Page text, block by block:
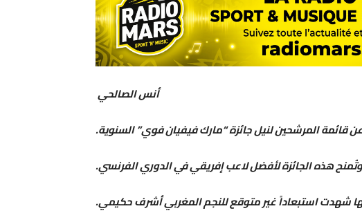
أنس الصالحي
قائمة المرشحين لنيل جائزة “مارك فيفيان فوي” السنوية.
وتُمنح هذه الجائزة لأفضل لاعب إفريقي في الدوري الفرنسي.